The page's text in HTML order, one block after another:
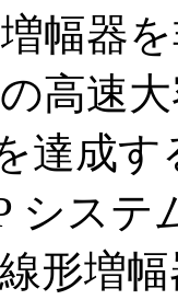
幅器
高速
達成
シス
形増